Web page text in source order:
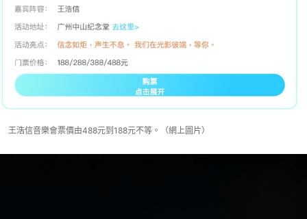
王浩信音樂會票價由488元到188元不等。（網上圖片）